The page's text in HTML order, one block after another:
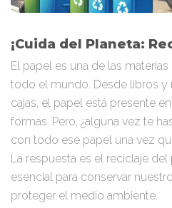
¡Cuida del Planeta:
El papel es una de las
todo el mundo. Desde libros y
cajas, el papel está presente
formas. Pero, ¿alguna vez te
con todo ese papel una vez
La respuesta es el reciclaje
esencial para conservar
proteger el medio ambiente.